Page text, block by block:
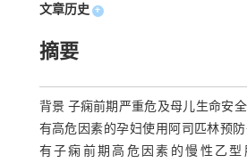
文章历史 +
摘要
背景 子痫前期严重危及母儿生命安
有高危因素的孕妇使用阿司匹林预
有子痫前期高危因素的慢性乙型